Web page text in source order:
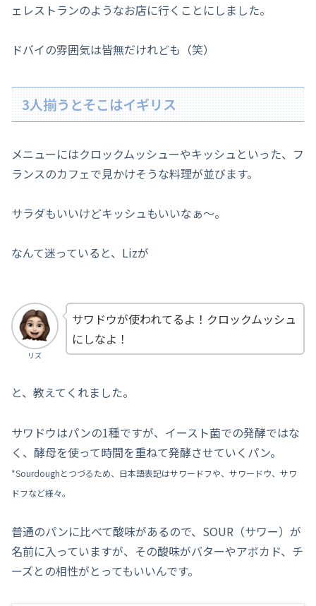
ェレストランのようなお店に行くことにしました。
ドバイの雰囲気は皆無だけれども（笑）
3人揃うとそこはイギリス
メニューにはクロックムッシューやキッシュといった、フ
ランスのカフェで見かけそうな料理が並びます。
サラダもいいけどキッシュもいいなぁ〜。
なんて迷っていると、Lizが
リズ
サワドウが使われてるよ！クロックムッシュ
にしなよ！
と、教えてくれました。
サワドウはパンの1種ですが、イースト菌での発酵ではな
く、酵母を使って時間を重ねて発酵させていくパン。
*Sourdoughとつづるため、 日本語表記はサワードフや、サワードウ、サワ
ドフなど様々。
普通のパンに比べて酸味があるので、SOUR（サワー）が
名前に入っていますが、その酸味がバターやアボカド、チ
ーズとの相性がとってもいいんです。